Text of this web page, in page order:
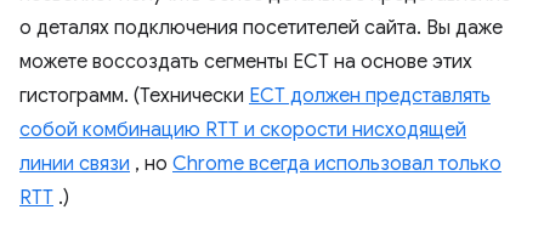
о деталях подключения посетителей сайта. Вы даже
можете воссоздать сегменты ECT на основе этих
гистограмм. (Технически ECT должен представлять
собой комбинацию RTT и скорости нисходящей
линии связи , но Chrome всегда использовал только
RTT .)